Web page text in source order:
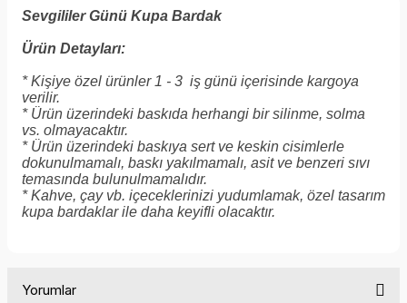
Sevgililer Günü Kupa Bardak
Ürün Detayları:
* Kişiye özel ürünler 1 - 3 iş günü içerisinde kargoya
verilir.
* Ürün üzerindeki baskıda herhangi bir silinme, solma
vs. olmayacaktır.
* Ürün üzerindeki baskıya sert ve keskin cisimlerle
dokunulmamalı, baskı yakılmamalı, asit ve benzeri sıvı
temasında bulunulmamalıdır.
* Kahve, çay vb. içeceklerinizi yudumlamak, özel tasarım
kupa bardaklar ile daha keyifli olacaktır.
Yorumlar